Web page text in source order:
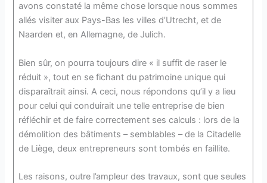
avons constaté la même chose lorsque nous sommes
allés visiter aux Pays-Bas les villes d’Utrecht, et de
Naarden et, en Allemagne, de Julich.
Bien sûr, on pourra toujours dire « il suffit de raser le
réduit », tout en se fichant du patrimoine unique qui
disparaîtrait ainsi. A ceci, nous répondons qu’il y a lieu
pour celui qui conduirait une telle entreprise de bien
réfléchir et de faire correctement ses calculs : lors de la
démolition des bâtiments – semblables – de la Citadelle
de Liège, deux entrepreneurs sont tombés en faillite.
Les raisons, outre l’ampleur des travaux, sont que seules